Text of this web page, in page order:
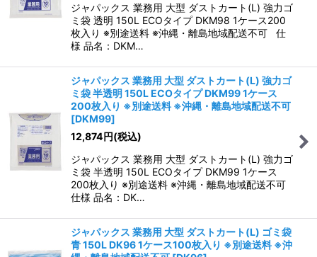
ジャパックス 業務用 大型 ダストカート(L) 強力ゴ
ミ袋 透明 150L ECOタイプ DKM98 1ケース200
枚入り ※別途送料 ※沖縄・離島地域配送不可 仕
様 品名：DKM…
ジャパックス 業務用 大型 ダストカート(L) 強力ゴ
ミ袋 半透明 150L ECOタイプ DKM99 1ケース
200枚入り ※別途送料 ※沖縄・離島地域配送不可
[DKM99]
12,874円(税込)
ジャパックス 業務用 大型 ダストカート(L) 強力ゴ
ミ袋 半透明 150L ECOタイプ DKM99 1ケース
200枚入り ※別途送料 ※沖縄・離島地域配送不可
仕様 品名：DK…
ジャパックス 業務用 大型 ダストカート(L) ゴミ袋
青 150L DK96 1ケース100枚入り ※別途送料 ※沖